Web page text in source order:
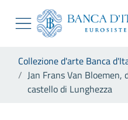
Skip to Main Content
Vai al sito istituzionale
Vai al menu di navigazione
Vai alla ricerca
Vai al footer
Collezione d'arte Banca
Jan Frans Van Bloemen,
castello di Lunghezza